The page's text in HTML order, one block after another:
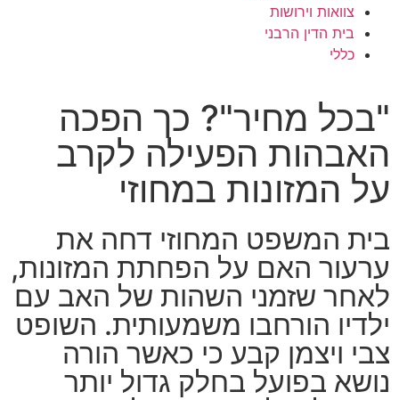
צוואות וירושות
בית הדין הרבני
כללי
"בכל מחיר"? כך הפכה
האבהות הפעילה לקרב
על המזונות במחוזי
בית המשפט המחוזי דחה את
ערעור האם על הפחתת המזונות,
לאחר שזמני השהות של האב עם
ילדיו הורחבו משמעותית. השופט
צבי ויצמן קבע כי כאשר הורה
נושא בפועל בחלק גדול יותר